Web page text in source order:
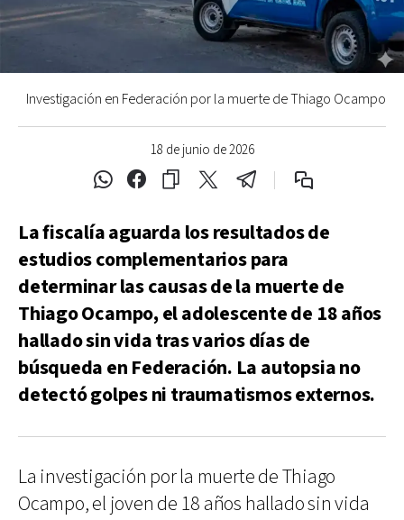
18 de junio de 2026
Investigación en Federación por la muerte de Thiago Ocampo
La fiscalía aguarda los resultados de
estudios complementarios para
determinar las causas de la muerte de
Thiago Ocampo, el adolescente de 18 años
hallado sin vida tras varios días de
búsqueda en Federación. La autopsia no
detectó golpes ni traumatismos externos.
La investigación por la muerte de Thiago
Ocampo, el joven de 18 años hallado sin vida